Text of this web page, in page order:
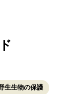
生生物の保護